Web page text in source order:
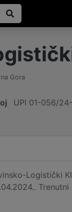
Gora
UPI 01-056/
Logistički